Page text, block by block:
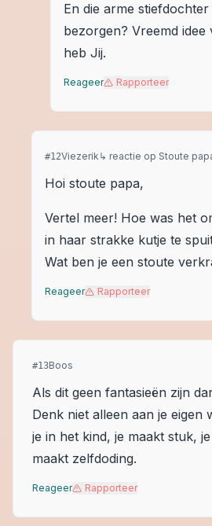
En die arme
bezorgen? Vreemd
heb Jij.
Reageer Rapporteer
#12Viezerik ↳ reactie op Stoute
Hoi stoute papa,
Vertel meer! Hoe was het
in haar strakke kutje te
Wat ben je een stoute
Reageer Rapporteer
#13Boos
Als dit geen fantasieën zijn
Denk niet alleen aan je eigen
je in het kind, je maakt stuk,
maakt zelfdoding.
Reageer Rapporteer